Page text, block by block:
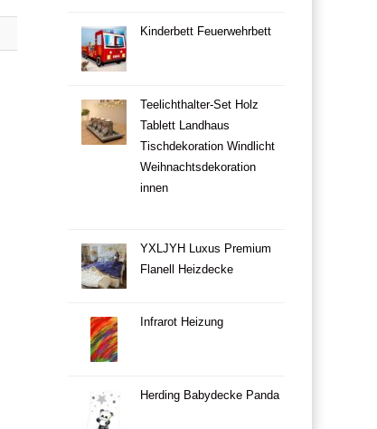
Kinderbett Feuerwehrbett
Teelichthalter-Set Holz
Tablett Landhaus
Tischdekoration Windlicht
Weihnachtsdekoration
innen
YXLJYH Luxus Premium
Flanell Heizdecke
Infrarot Heizung
Herding Babydecke Panda